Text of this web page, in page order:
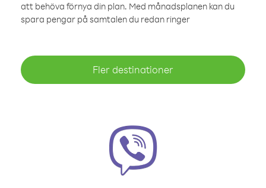
att behöva förnya din plan. Med månadsplanen kan du
spara pengar på samtalen du redan ringer
Fler destinationer